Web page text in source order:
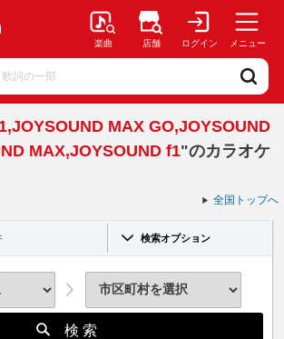
楽曲 店舗 ログイン メニュー
MAX GO,JOYSOUND
MAX,JOYSOUND f1"のカラオケ
全国トップへ
検索オプション
検 索